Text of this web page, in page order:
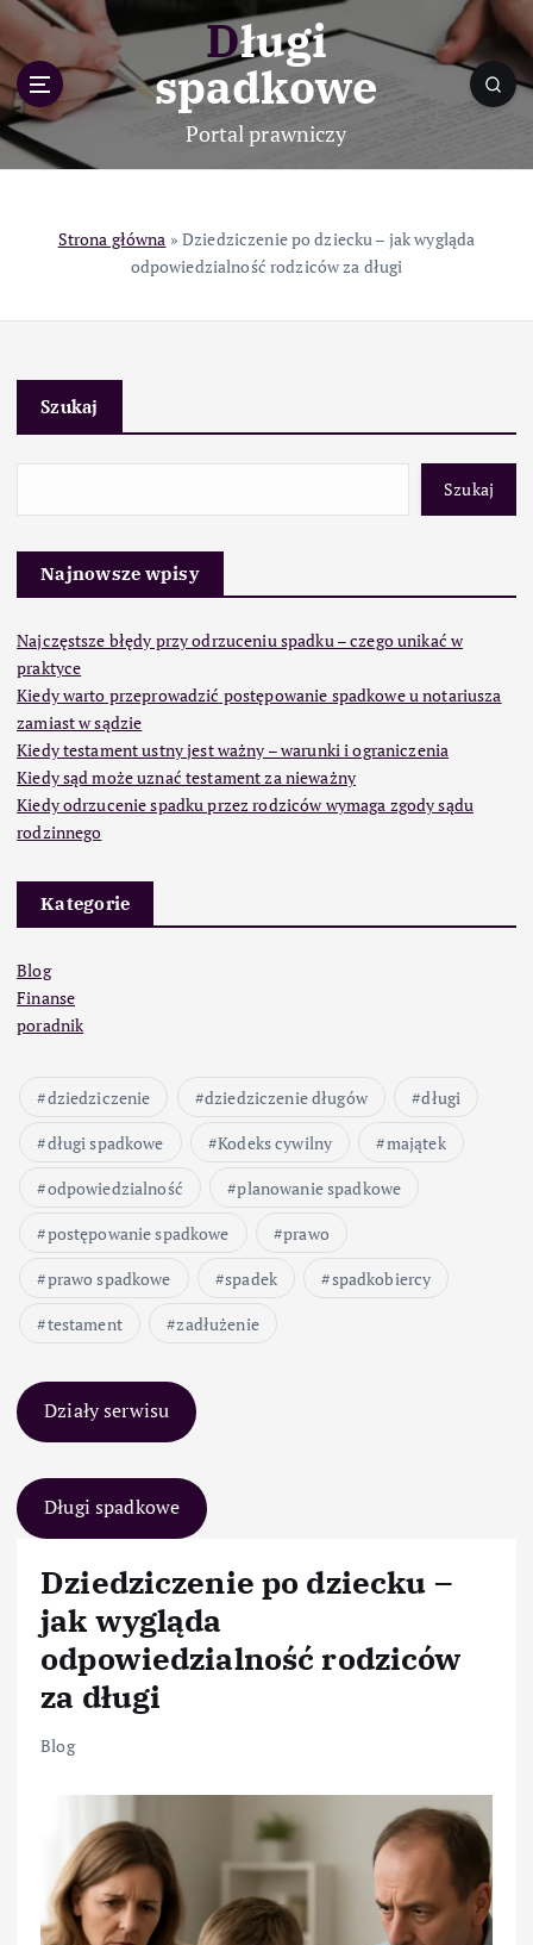
p
o
c
Długi
spadkowe
Portal prawniczy
Strona główna » Dziedziczenie po dziecku – jak wygląda
odpowiedzialność rodziców za długi
Szukaj
Szukaj
Najnowsze wpisy
Najczęstsze błędy przy odrzuceniu spadku – czego unikać w
praktyce
Kiedy warto przeprowadzić postępowanie spadkowe u notariusza
zamiast w sądzie
Kiedy testament ustny jest ważny – warunki i ograniczenia
Kiedy sąd może uznać testament za nieważny
Kiedy odrzucenie spadku przez rodziców wymaga zgody sądu
rodzinnego
Kategorie
Blog
Finanse
poradnik
dziedziczenie dziedziczenie długów
długi
długi spadkowe
Kodeks cywilny
majątek
odpowiedzialność
planowanie spadkowe
postępowanie spadkowe
prawo
prawo spadkowe
spadek
spadkobiercy
testament
zadłużenie
Działy serwisu
Długi spadkowe
Dziedziczenie po dziecku –
jak wygląda
odpowiedzialność rodziców
za długi
Blog